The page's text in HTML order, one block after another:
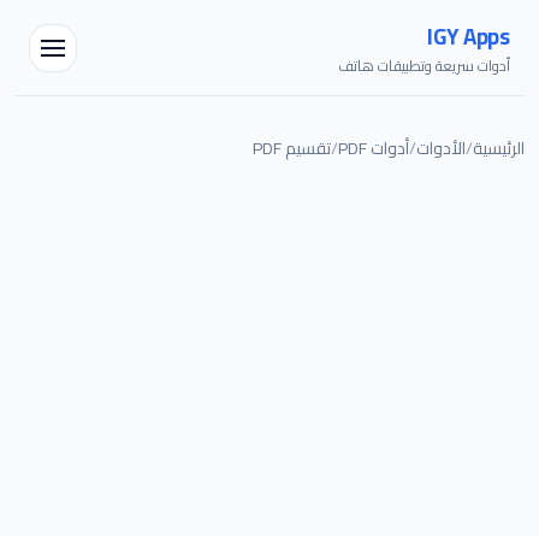
IGY Apps
أدوات سريعة وتطبيقات هاتف
الرئيسية/الأدوات/أدوات PDF /تقسيم PDF مساعد IGY